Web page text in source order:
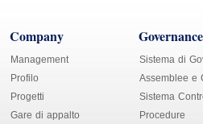
Company
Management
Profilo
Progetti
Gare di appalto
Governance
Sistema di
Assemblee e
Sistema
Procedure